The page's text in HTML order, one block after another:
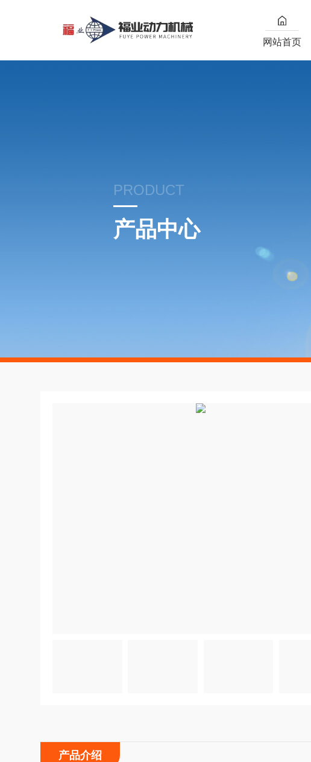
网站首页
PRODUCT
产品中心
产品介绍